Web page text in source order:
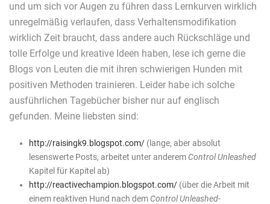
und um sich vor Augen zu führen dass Lernkurven wirklich
unregelmäßig verlaufen, dass Verhaltensmodifikation
wirklich Zeit braucht, dass andere auch Rückschläge und
tolle Erfolge und kreative Ideen haben, lese ich gerne die
Blogs von Leuten die mit ihren schwierigen Hunden mit
positiven Methoden trainieren. Leider habe ich solche
ausführlichen Tagebücher bisher nur auf englisch
gefunden. Meine liebsten sind:
http://raisingk9.blogspot.com/(lange, aber absolut
lesenswerte Posts, arbeitet unter anderem Control Unleashed
Kapitel für Kapitel ab)
http://reactivechampion.blogspot.com/(über die Arbeit mit
einem reaktiven Hund nach dem Control Unleashed-